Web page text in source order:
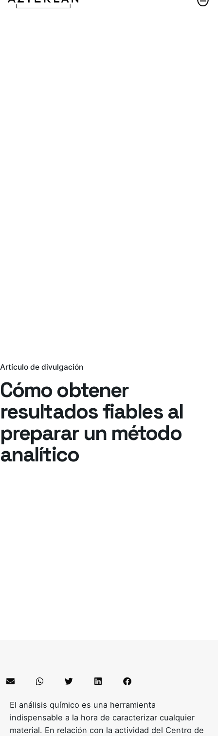
Artículo de divulgación
Cómo obtener
resultados fiables al
preparar un método
analítico
El análisis químico es una herramienta
indispensable a la hora de caracterizar cualquier
material. En relación con la actividad del Centro de